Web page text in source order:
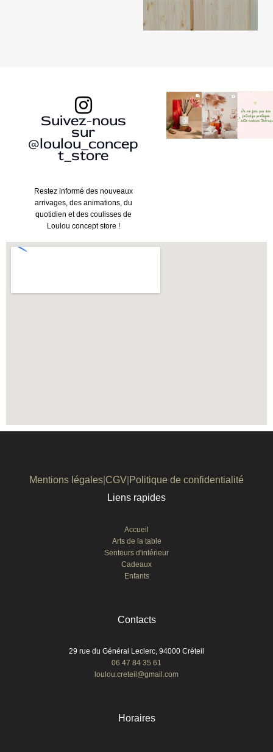
Suivez-nous
sur
@loulou_concep
t_store
Restez informé des nouveaux
arrivages, des animations, du
quotidien et des coulisses de
Loulou concept store !
Mentions légales CGV Politique de confidentialité
Liens rapides
Accueil
Arts de la table
Senteurs d'intérieur
Cadeaux
Enfants
Contacts
29 rue du Général Leclerc, 94000 Créteil
06 47 84 35 61
loulou.creteil@gmail.com
Horaires